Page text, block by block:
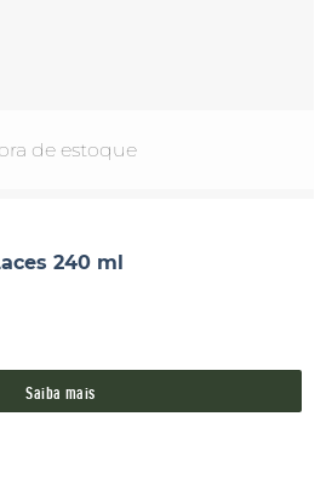
de estoque
240 ml
Saiba mais